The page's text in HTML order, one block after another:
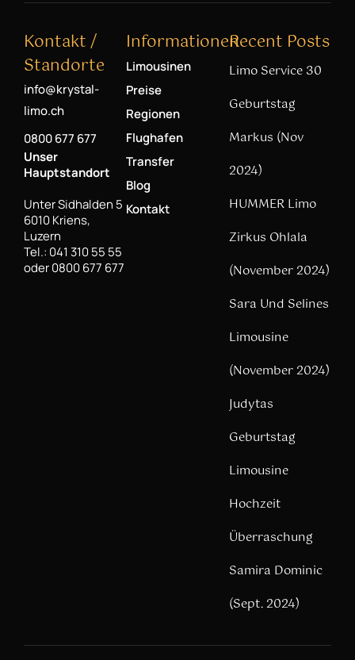
Kontakt /
Standorte
info@krystal-
limo.ch
0800 677 677
Unser
Hauptstandort
Unter Sidhalden 5
6010 Kriens,
Luzern
Tel.: 041 310 55 55
oder 0800 677 677
Informationen
Limousinen
Preise
Regionen
Flughafen
Transfer
Blog
Kontakt
Recent Posts
Limo Service 30
Geburtstag
Markus (Nov
2024)
HUMMER Limo
Zirkus Ohlala
(November 2024)
Sara Und Selines
Limousine
(November 2024)
Judytas
Geburtstag
Limousine
Hochzeit
Überraschung
Samira Dominic
(Sept. 2024)